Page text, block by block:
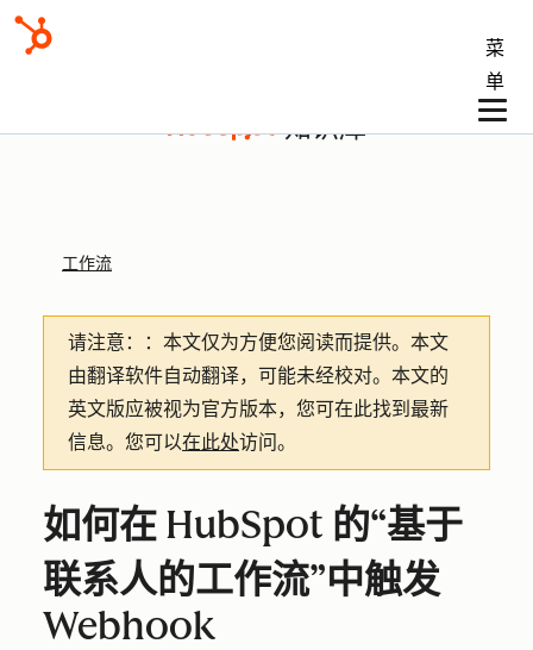
菜
单
知识库
工作流
请注意： ：本文仅为方便您阅读而提供。 本文
由翻译软件自动翻译，可能未经校对。本文的
英文版应被视为官方版本，您可在此找到最新
信息。您可以在此处访问。
如何在 HubSpot 的“基于
联系人的工作流”中触发
Webhook